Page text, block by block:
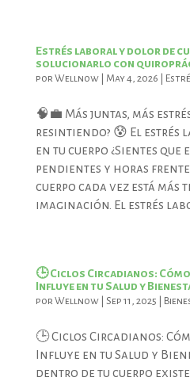
Estrés laboral y dolor de
solucionarlo con
por Wellnow| May 4, 2026
🧠💼 Más juntas, más
resintiendo? 😰 El estrés
en tu cuerpo ¿Sientes que
pendientes y horas
cuerpo cada vez está más
imaginación. El estrés
🕒 Ciclos Circadianos:
Influye en tu Salud y
por Wellnow| Sep 11, 2025
🕒 Ciclos Circadianos:
Influye en tu Salud y
dentro de tu cuerpo